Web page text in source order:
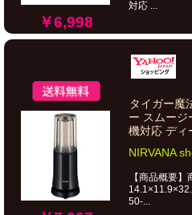
￥6,998
対応 ...
タイガー魔
ー スムージ
機対応 ディ
NIRVANA
【商品概要】
50-...